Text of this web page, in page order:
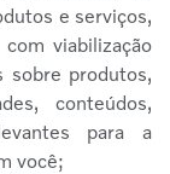
e serviços,
viabilização
sobre produtos,
conteúdos,
para a
você;